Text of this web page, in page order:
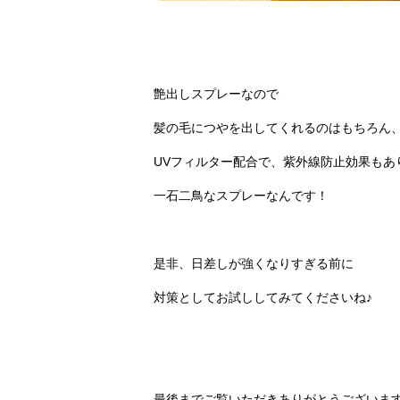
艶出しスプレーなので
髪の毛につやを出してくれるのはもちろん、
UVフィルター配合で、紫外線防止効果もあ
一石二鳥なスプレーなんです！
是非、日差しが強くなりすぎる前に
対策としてお試ししてみてくださいね♪